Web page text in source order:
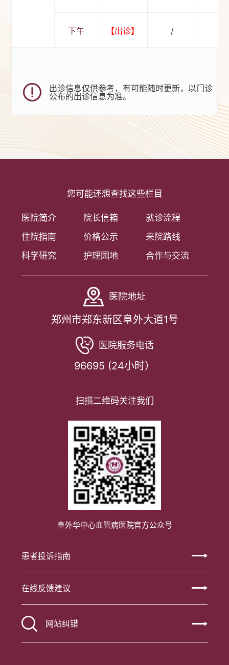
下午 【出诊】 /
出诊信息仅供参考，有可能随时更新，以门诊
公布的出诊信息为准。
您可能还想查找这些栏目
医院简介 院长信箱
就诊流程
住院指南
价格公示
来院路线
科学研究
护理园地 合作与交流
医院地址
郑州市郑东新区阜外大道1号
医院服务电话
96695 (24小时）
扫描二维码关注我们
阜外华中心血管病医院官方公众号
患者投诉指南
在线反馈建议
网站纠错